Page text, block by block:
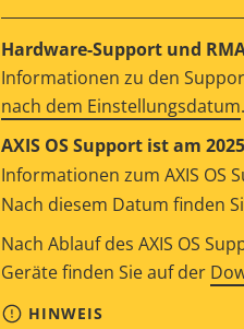
Hardware-Support und
Informationen zu den
nach dem Einstellungsdatum.
AXIS OS Support ist am
Informationen zum AXIS OS
Nach diesem Datum finden
Nach Ablauf des AXIS OS
Geräte finden Sie auf der
HINWEIS